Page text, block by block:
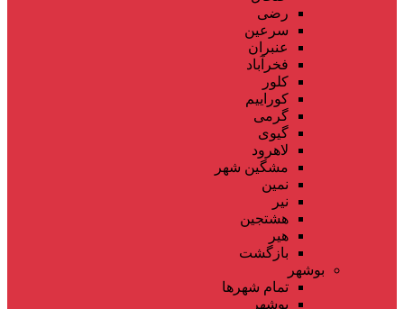
رضی
سرعین
عنبران
فخرآباد
کلور
کوراییم
گرمی
گیوی
لاهرود
مشگین شهر
نمین
نیر
هشتجین
هیر
بازگشت
بوشهر
تمام شهر‌ها
بوشهر